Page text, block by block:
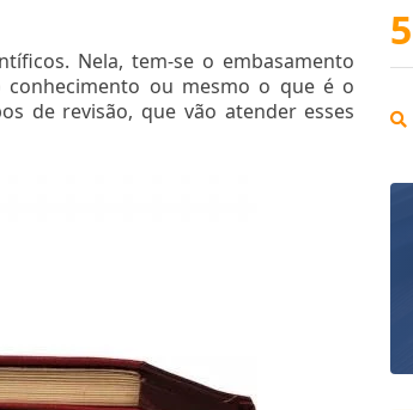
Nela, tem-se o embasamento
conhecimento ou mesmo o que é o
de revisão, que vão atender esses
5